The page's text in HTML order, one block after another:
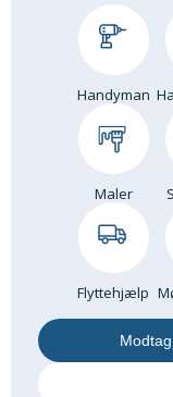
Belægning
Pletleksikon
Handyman
Maler
Flyttehjælp